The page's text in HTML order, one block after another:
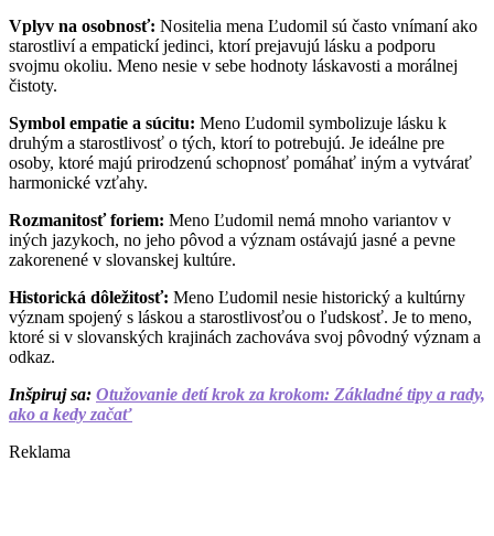
Vplyv na osobnosť: Nositelia mena Ľudomil sú často vnímaní ako
starostliví a empatickí jedinci, ktorí prejavujú lásku a podporu
svojmu okoliu. Meno nesie v sebe hodnoty láskavosti a morálnej
čistoty.
Symbol empatie a súcitu: Meno Ľudomil symbolizuje lásku k
druhým a starostlivosť o tých, ktorí to potrebujú. Je ideálne pre
osoby, ktoré majú prirodzenú schopnosť pomáhať iným a vytvárať
harmonické vzťahy.
Rozmanitosť foriem: Meno Ľudomil nemá mnoho variantov v
iných jazykoch, no jeho pôvod a význam ostávajú jasné a pevne
zakorenené v slovanskej kultúre.
Historická dôležitosť: Meno Ľudomil nesie historický a kultúrny
význam spojený s láskou a starostlivosťou o ľudskosť. Je to meno,
ktoré si v slovanských krajinách zachováva svoj pôvodný význam a
odkaz.
Inšpiruj sa: Otužovanie detí krok za krokom: Základné tipy a rady,
ako a kedy začať
Reklama